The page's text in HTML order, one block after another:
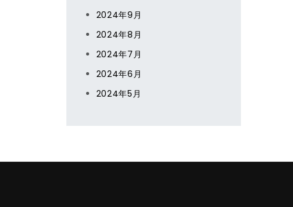
2024年9月
2024年8月
2024年7月
2024年6月
2024年5月